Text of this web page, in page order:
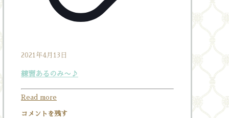
2021年4月13日
練習あるのみ〜♪
Read more
コメントを残す